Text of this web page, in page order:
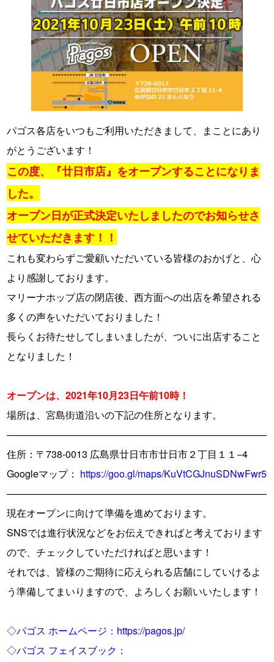
パゴス各店をいつもご利用いただきまして、まことにあり
がとうございます！
この度、『廿日市店』をオープンすることになりま
した。
オープン日が正式決定いたしましたのでお知らせさ
せていただきます！！
これも変わらずご愛顧いただいている皆様のおかげと、心
より感謝しております。
マリーナホップ店の閉店後、西方面への出店を希望される
多くの声をいただいておりました！
長らくお待たせしてしまいましたが、ついに出店すること
となりました！
オープンは、2021年10月23日午前10時！
場所は、宮島街道沿いの下記の住所となります。
——————————————————————————–
住所：〒738-0013 広島県廿日市市廿日市２丁目１１−4
Googleマップ： https://goo.gl/maps/KuVtCGJnuSDNwFwr5
——————————————————————————–
現在オープンに向けて準備を進めております。
SNSでは進行状況などをお伝えできればと考えております
ので、チェックしていただければと思います！
それでは、皆様のご期待に応えられる店舗にしていけるよ
う準備してまいりますので、よろしくお願いいたします！
◇パゴス ホームページ： https://pagos.jp/
◇パゴス フェイスブック：